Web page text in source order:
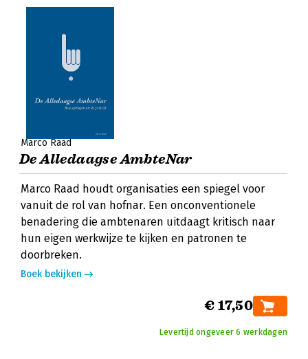
Marco Raad
De Alledaagse AmbteNar
Marco Raad houdt organisaties een spiegel voor
vanuit de rol van hofnar. Een onconventionele
benadering die ambtenaren uitdaagt kritisch naar
hun eigen werkwijze te kijken en patronen te
doorbreken.
Boek bekijken
€ 17,50
Levertijd ongeveer 6 werkdagen